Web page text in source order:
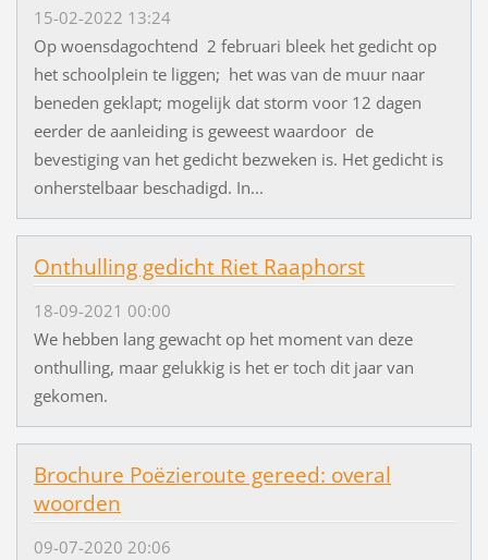
15-02-2022 13:24
Op woensdagochtend 2 februari bleek het gedicht op
het schoolplein te liggen; het was van de muur naar
beneden geklapt; mogelijk dat storm voor 12 dagen
eerder de aanleiding is geweest waardoor de
bevestiging van het gedicht bezweken is. Het gedicht is
onherstelbaar beschadigd. In...
Onthulling gedicht Riet Raaphorst
18-09-2021 00:00
We hebben lang gewacht op het moment van deze
onthulling, maar gelukkig is het er toch dit jaar van
gekomen.
Brochure Poëzieroute gereed: overal
woorden
09-07-2020 20:06